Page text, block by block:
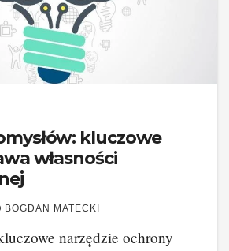
kluczowe
własności
BOGDAN MATECKI
narzędzie ochrony